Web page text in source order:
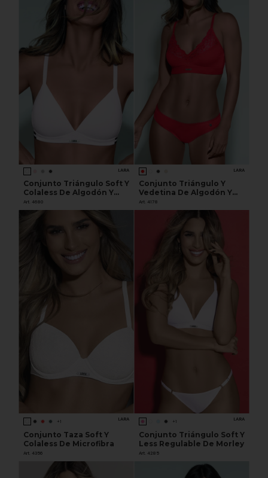
LARA
Conjunto Triángulo Soft Y
Colaless De Algodón Y
Lycra
Art. 4680
LARA
Conjunto Triángulo Y
Vedetina De Algodón Y
Lycra
Art. 4178
+1 LARA
Conjunto Taza Soft Y
Colaless De Microfibra
Art. 4356
+1 LARA
Conjunto Triángulo Soft Y
Less Regulable De Morley
Art. 4285